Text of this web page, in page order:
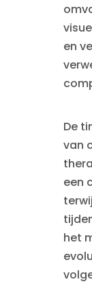
en
De
van
een
het